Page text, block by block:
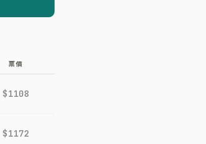
票價
$1108
$1172